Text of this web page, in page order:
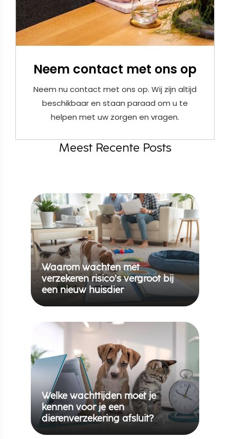
Neem contact met ons op
Neem nu contact met ons op. Wij zijn altijd
beschikbaar en staan paraad om u te
helpen met uw zorgen en vragen.
Meest Recente Posts
Waarom wachten met
verzekeren risico’s vergroot bij
een nieuw huisdier
Welke wachttijden moet je
kennen voor je een
dierenverzekering afsluit?